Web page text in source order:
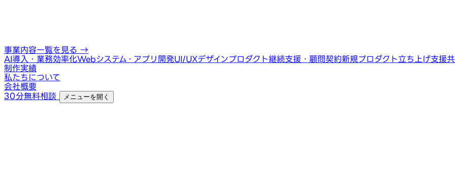
事業内容一覧を見る →
AI導入・業務効率化Webシステム・アプリ開発UI/UXデザインプロダクト継続支援・顧問契約新規プロダクト立ち上げ支援
制作実績
私たちについて
会社概要
30分無料相談
メニューを開く